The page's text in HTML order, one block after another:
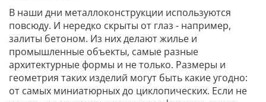
В наши дни металлоконструкции используются
повсюду. И нередко скрыты от глаз - например,
залиты бетоном. Из них делают жилье и
промышленные объекты, самые разные
архитектурные формы и не только. Размеры и
геометрия таких изделий могут быть какие угодно:
от самых миниатюрных до циклопических. Если не